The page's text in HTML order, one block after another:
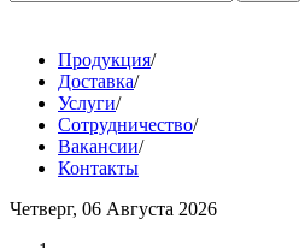
Продукция/
Доставка/
Услуги/
Сотрудничество/
Вакансии/
Контакты
Четверг, 06 Августа 2026